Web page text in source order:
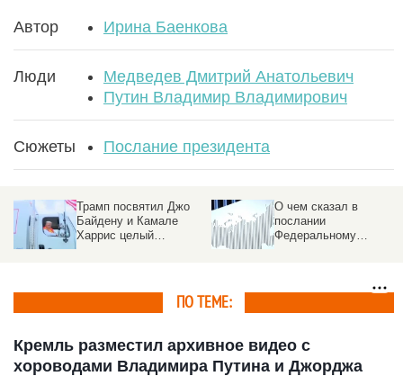
Автор Ирина Баенкова
Люди
Медведев Дмитрий Анатольевич
Путин Владимир Владимирович
Сюжеты Послание президента
Трамп посвятил Джо
Байдену и Камале
Харрис целый
О чем сказал в
послании
Федеральному
ПО ТЕМЕ:
Кремль разместил архивное видео с
хороводами Владимира Путина и Джорджа